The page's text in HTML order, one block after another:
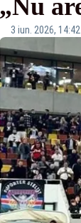
„Nu
3 iun. 2026, 14:42